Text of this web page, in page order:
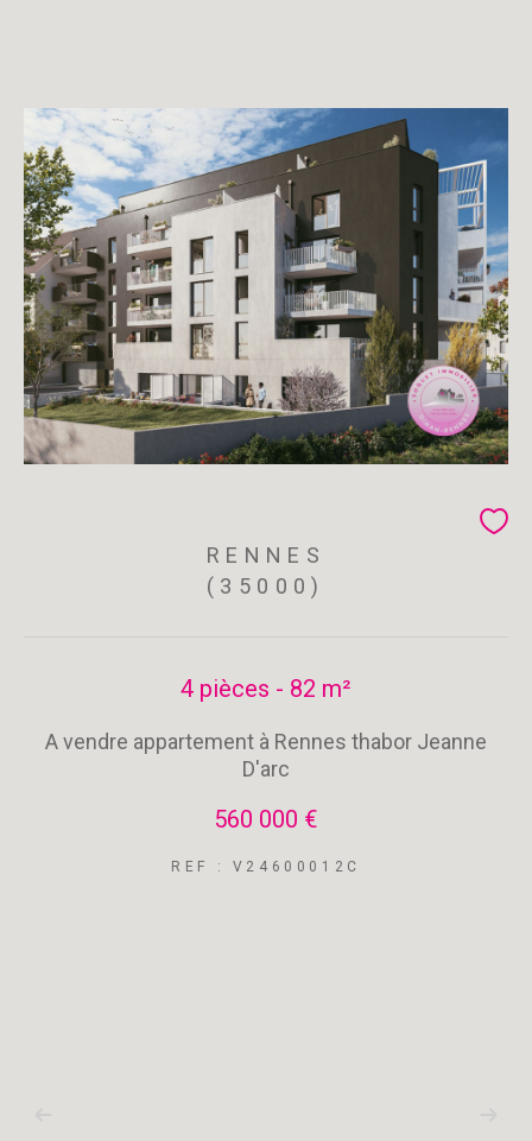
RENNES
(35000)
4 pièces - 82 m²
A vendre appartement à Rennes thabor Jeanne
D'arc
560 000 €
REF : V24600012C